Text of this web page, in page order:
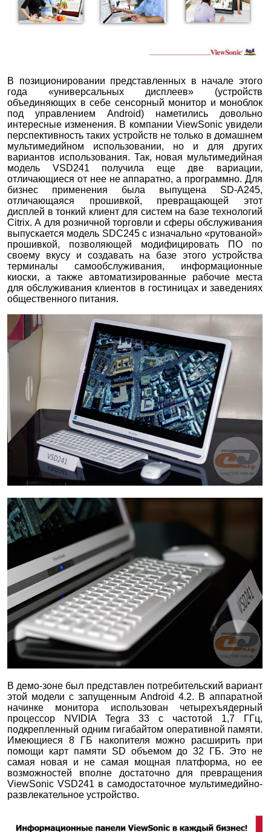
В позиционировании представленных в начале этого
года «универсальных дисплеев» (устройств
объединяющих в себе сенсорный монитор и моноблок
под управлением Android) наметились довольно
интересные изменения. В компании ViewSonic увидели
перспективность таких устройств не только в домашнем
мультимедийном использовании, но и для других
вариантов использования. Так, новая мультимедийная
модель VSD241 получила еще две вариации,
отличающиеся от нее не аппаратно, а программно. Для
бизнес применения была выпущена SD-A245,
отличающаяся прошивкой, превращающей этот
дисплей в тонкий клиент для систем на базе технологий
Citrix. А для розничной торговли и сферы обслуживания
выпускается модель SDC245 с изначально «рутованой»
прошивкой, позволяющей модифицировать ПО по
своему вкусу и создавать на базе этого устройства
терминалы самообслуживания, информационные
киоски, а также автоматизированные рабочие места
для обслуживания клиентов в гостиницах и заведениях
общественного питания.
В демо-зоне был представлен потребительский вариант
этой модели с запущенным Android 4.2. В аппаратной
начинке монитора использован четырехъядерный
процессор NVIDIA Tegra 33 с частотой 1,7 ГГц,
подкрепленный одним гигабайтом оперативной памяти.
Имеющиеся 8 ГБ накопителя можно расширить при
помощи карт памяти SD объемом до 32 ГБ. Это не
самая новая и не самая мощная платформа, но ее
возможностей вполне достаточно для превращения
ViewSonic VSD241 в самодостаточное мультимедийно-
развлекательное устройство.